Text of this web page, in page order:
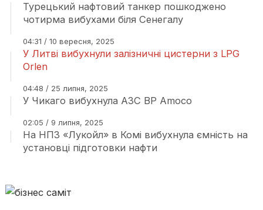
Турецький нафтовий танкер пошкоджено
чотирма вибухами біля Сенегалу
04:31 / 10 вересня, 2025
У Литві вибухнули залізничні цистерни з LPG
Orlen
04:48 / 25 липня, 2025
У Чикаго вибухнула АЗС BP Amoco
02:05 / 9 липня, 2025
На НПЗ «Лукойл» в Комі вибухнула ємність на
установці підготовки нафти